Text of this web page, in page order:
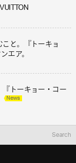
と。『トーキョ
エア。
トーキョー・コー
News